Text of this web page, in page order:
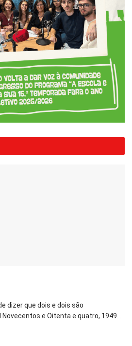
dizer que dois e dois são
e Oitenta e quatro, 1949...